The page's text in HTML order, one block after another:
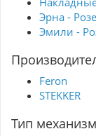
Эрна -
Эмили -
Feron
STEKKER
Тип